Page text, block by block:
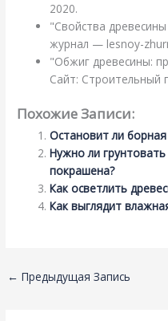
2020.
"Свойства
журнал — lesnoy-
"Обжиг древесины:
Сайт: Строительный
Похожие Записи:
Остановит ли
Нужно ли
покрашена?
Как осветлить
Как выглядит
← Предыдущая Запись